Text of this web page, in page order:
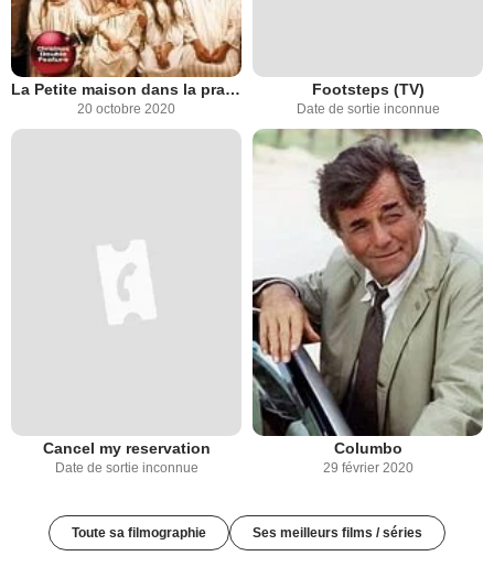
La Petite maison dans la prairie
20 octobre 2020
Footsteps (TV)
Date de sortie inconnue
Cancel my reservation
Date de sortie inconnue
Columbo
29 février 2020
Toute sa filmographie Ses meilleurs films / séries